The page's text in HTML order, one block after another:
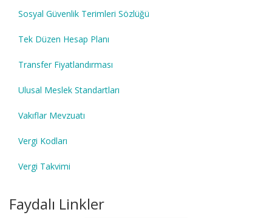
Sosyal Güvenlik Terimleri Sözlüğü
Tek Düzen Hesap Planı
Transfer Fiyatlandırması
Ulusal Meslek Standartları
Vakıflar Mevzuatı
Vergi Kodları
Vergi Takvimi
Faydalı Linkler